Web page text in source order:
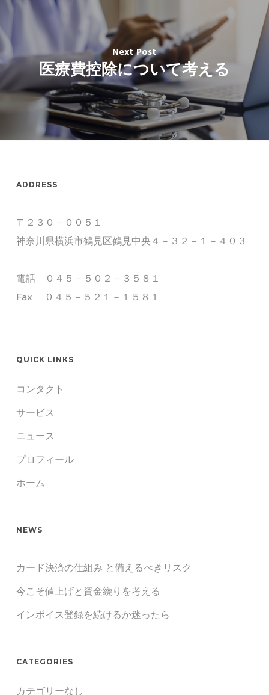
Next Post
医療費控除について考える
ADDRESS
〒２３０－００５１
神奈川県横浜市鶴見区鶴見中央４－３２－１－４０３
電話 ０４５－５０２－３５８１
Fax ０４５－５２１－１５８１
QUICK LINKS
コンタクト
サービス
ニュース
プロフィール
ホーム
NEWS
カード決済の仕組み と備えるべきリスク
今こそ値上げと資金繰りを考える
インボイス登録を続けるか迷ったら
CATEGORIES
カテゴリーなし